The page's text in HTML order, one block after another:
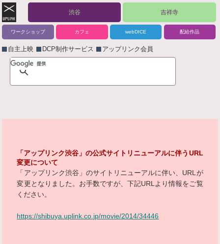
渋谷 吉祥寺
ワークショップ カフェ webDICE 配給作品
自主上映 DCP制作サービス アップリンク会員
「アップリンク渋谷」の公式サイトリニューアルに伴うURL
変更について
「アップリンク渋谷」のサイトリニューアルに伴い、URLが
変更となりました。お手数ですが、下記URLより情報をご覧
ください。
https://shibuya.uplink.co.jp/movie/2014/34446